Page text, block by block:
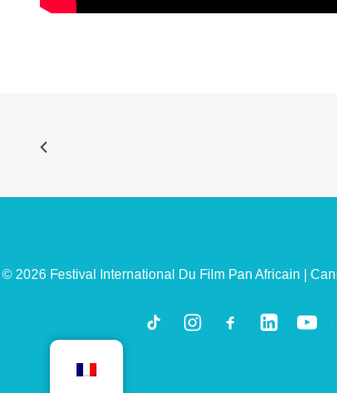
© 2026 Festival International Du Film Pan Africain |